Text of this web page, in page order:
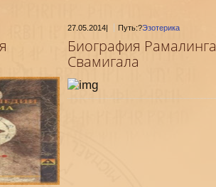
27.05.2014| Путь:?Эзотерика
Биография Рамалинга
Свамигала